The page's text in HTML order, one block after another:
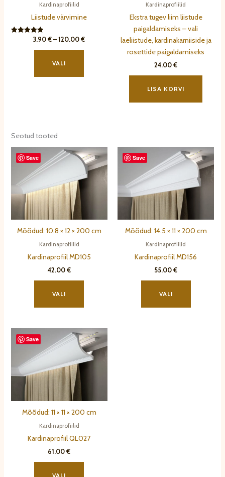
Kardinaprofiilid
Liistude värvimine
Hinnanguga3.90€ – 120.00€Hinnavahemik:
VALI
Sellel
on
Kardinaprofiilid
Ekstra tugev liim liistude
paigaldamiseks – vali
laeliistude, kardinakarniiside ja
rosettide paigaldamiseks
24.00€
LISA KORVI
Seotud tooted
Save
Mõõdud: 10.8 × 12 × 200 cm
Kardinaprofiilid
Kardinaprofiil MD105
42.00 €
VALI
Sellel
on
varianti.
Valikuid
saab
teha
Save
Mõõdud: 14.5 × 11 × 200 cm
Kardinaprofiilid
Kardinaprofiil MD156
55.00€
VALI
Sellel
on
Save
Mõõdud: 11 × 11 × 200 cm
Kardinaprofiilid
Kardinaprofiil QL027
61.00€
VALI
Sellel